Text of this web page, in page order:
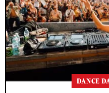
DANCE